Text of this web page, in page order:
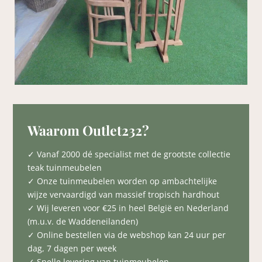
Waarom Outlet232?
✓ Vanaf 2000 dé specialist met de grootste collectie
teak tuinmeubelen
✓ Onze tuinmeubelen worden op ambachtelijke
wijze vervaardigd van massief tropisch hardhout
✓ Wij leveren voor €25 in heel België en Nederland
(m.u.v. de Waddeneilanden)
✓ Online bestellen via de webshop kan 24 uur per
dag, 7 dagen per week